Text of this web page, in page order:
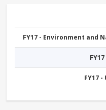
FY17 -